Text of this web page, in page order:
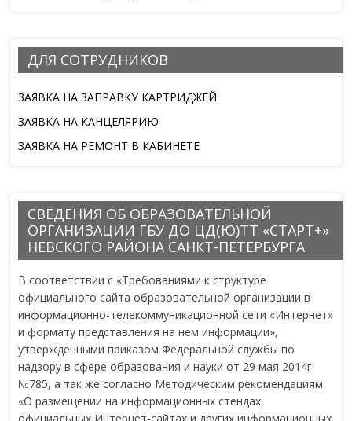
ДЛЯ СОТРУДНИКОВ
ЗАЯВКА НА ЗАПРАВКУ КАРТРИДЖЕЙ
ЗАЯВКА НА КАНЦЕЛЯРИЮ
ЗАЯВКА НА РЕМОНТ В КАБИНЕТЕ
СВЕДЕНИЯ ОБ ОБРАЗОВАТЕЛЬНОЙ
ОРГАНИЗАЦИИ ГБУ ДО ЦД(Ю)ТТ «СТАРТ+»
НЕВСКОГО РАЙОНА САНКТ-ПЕТЕРБУРГА
В соответствии с «Требованиями к структуре
официального сайта образовательной организации в
информационно-телекоммуникационной сети «Интернет»
и формату представления на нем информации»,
утвержденными приказом Федеральной службы по
надзору в сфере образования и науки от 29 мая 2014г.
№785, а так же согласно Методическим рекомендациям
«О размещении на информационных стендах,